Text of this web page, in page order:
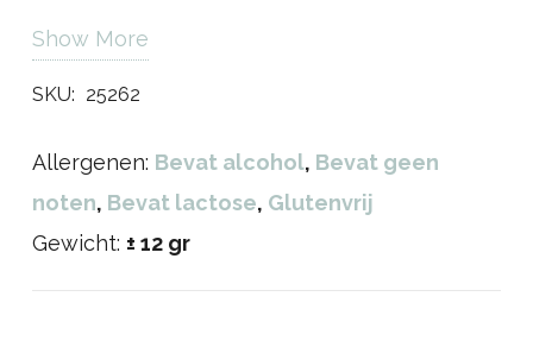
Show More
SKU: 25262
Allergenen: Bevat alcohol, Bevat geen
noten, Bevat lactose, Glutenvrij
Gewicht: ± 12 gr